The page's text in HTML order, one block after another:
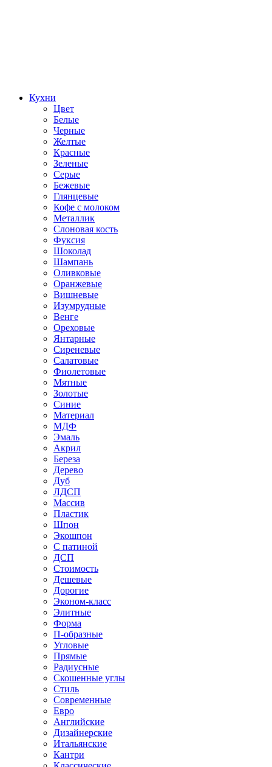
Кухни
Цвет
Белые
Черные
Желтые
Красные
Зеленые
Серые
Бежевые
Глянцевые
Кофе с молоком
Металлик
Слоновая кость
Фуксия
Шоколад
Шампань
Оливковые
Оранжевые
Вишневые
Изумрудные
Венге
Ореховые
Янтарные
Сиреневые
Салатовые
Фиолетовые
Мятные
Золотые
Синие
Материал
МДФ
Эмаль
Акрил
Береза
Дерево
Дуб
ЛДСП
Массив
Пластик
Шпон
Экошпон
С патиной
ДСП
Стоимость
Дешевые
Дорогие
Эконом-класс
Элитные
Форма
П-образные
Угловые
Прямые
Радиусные
Скошенные углы
Стиль
Современные
Евро
Английские
Дизайнерские
Итальянские
Кантри